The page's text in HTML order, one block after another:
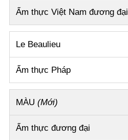
Ẩm thực Việt Nam đương đại
Le Beaulieu
Ẩm thực Pháp
MÀU (Mới)
Ẩm thực đương đại